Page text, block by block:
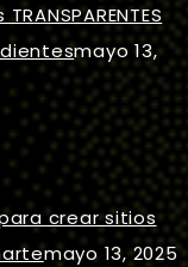
mayo 13,
crear sitios
mayo 13, 2025